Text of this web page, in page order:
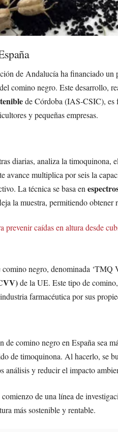
de Andalucía ha financiado un
comino negro. Este desarrollo,
de Córdoba (IAS-CSIC), es
y pequeñas empresas.
diarias, analiza la timoquinona,
avance multiplica por seis la
La técnica se basa en
la muestra, permitiendo obtener
caídas en altura desde
negro, denominada ‘TMQ
de la UE. Este tipo de
farmacéutica por sus
de comino negro en España sea
de timoquinona. Al hacerlo, se
análisis y reducir el impacto
comienzo de una línea de
más sostenible y rentable.